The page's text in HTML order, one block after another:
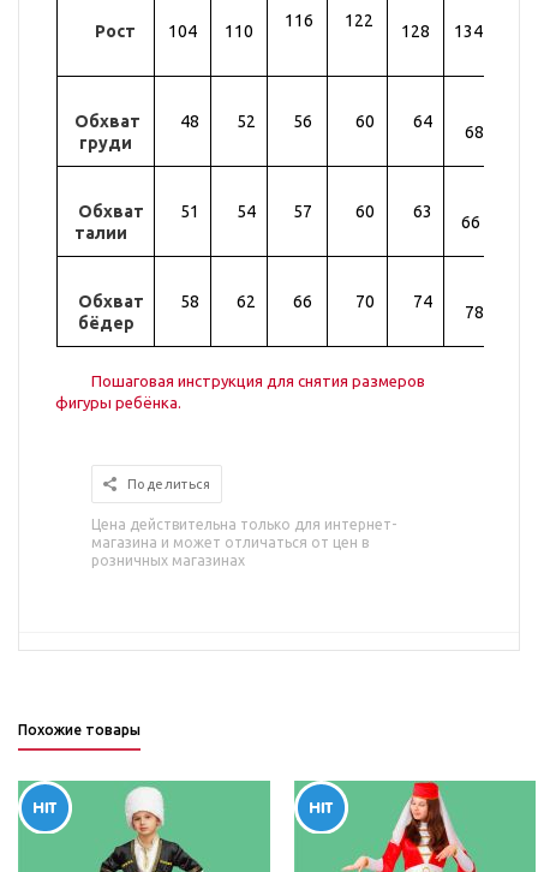
Рост 104 110
116 122
128 134
Обхват
груди
48 52 56 60 64
68
Обхват
талии
51 54 57 60 63
66
Обхват
бёдер
58 62 66 70 74
78
Пошаговая инструкция для снятия размеров
фигуры ребёнка.
Поделиться
Цена действительна только для интернет-
магазина и может отличаться от цен в
розничных магазинах
Похожие товары